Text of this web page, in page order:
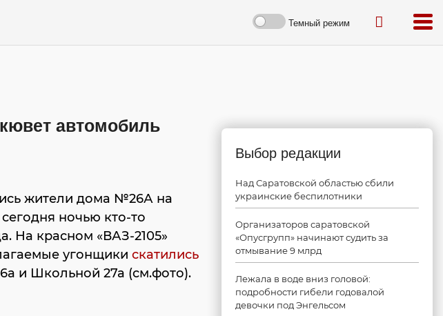
Темный режим
автомобиль
жители дома №26А на
ночью кто-то
На красном «ВАЗ-2105»
угонщики скатились
и Школьной 27а (см.фото).
Выбор редакции
Над Саратовской областью сбили
украинские беспилотники
Организаторов саратовской
«Опусгрупп» начинают судить за
отмывание 9 млрд
Лежала в воде вниз головой:
подробности гибели годовалой
девочки под Энгельсом